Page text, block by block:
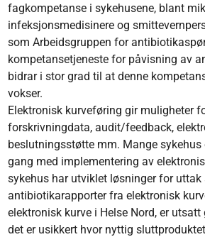
fagkompetanse i sykehusene, blant
infeksjonsmedisinere og
som Arbeidsgruppen for
kompetansetjeneste for påvisning av
bidrar i stor grad til at denne
vokser.
Elektronisk kurveføring gir muligheter
forskrivningdata, audit/feedback,
beslutningsstøtte mm. Mange sykehus
gang med implementering av
sykehus har utviklet løsninger for uttak
antibiotikarapporter fra elektronisk
elektronisk kurve i Helse Nord, er
det er usikkert hvor nyttig